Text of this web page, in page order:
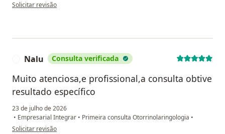
na opinião do utilizador Rosângela Santos
Solicitar revisão
Nalu Consulta verificada
Muito atenciosa,e profissional,a consulta obtive
resultado específico
23 de julho de 2026
• Empresarial Integrar • Primeira consulta Otorrinolaringologia •
na opinião do utilizador Nalu
Solicitar revisão